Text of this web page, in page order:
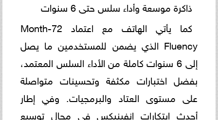
ذاكرة موسعة وأداء سلس حتى 6 سنوات
كما يأتي الهاتف مع اعتماد 72-Month
Fluency الذي يضمن للمستخدمين ما يصل
إلى 6 سنوات كاملة من الأداء السلس المعتمد،
بفضل اختبارات مكثفة وتحسينات متواصلة
على مستوى العتاد والبرمجيات. وفي إطار
أحدث ابتكارات إنفينيكس في مجال توسيع